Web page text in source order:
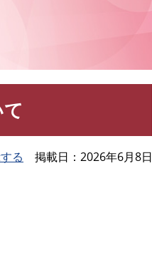
る 掲載日 2026年6月8日